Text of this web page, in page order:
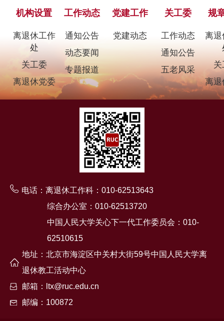
机构设置
离退休工作
处
关工委
离退休党委
工作动态
通知公告
动态要闻
专题报道
党建工作
党建动态
关工委
工作动态
通知公告
五老风采
规
离退
关
离退
电话：离退休工作科：010-62513643
综合办公室：010-62513720
中国人民大学关心下一代工作委员会：010-
62510615
地址：北京市海淀区中关村大街59号中国人民大学离
退休教工活动中心
邮箱：ltx@ruc.edu.cn
邮编：100872